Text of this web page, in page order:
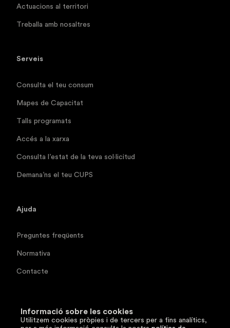
Actuacions al territori
Treballa amb nosaltres
Serveis
Consulta el teu consum
Mapes de Capacitat
Talls programats
Accés a la xarxa
Consulta l’estat de la teva sol·licitud
Demana’ns el teu CUPS
Ajuda
Preguntes freqüents
Normativa
Contacte
Segueix-nos
Informació sobre les cookies
Utilitzem cookies pròpies i de tercers per a fins analítics,